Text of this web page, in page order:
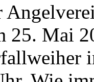
25. Mai